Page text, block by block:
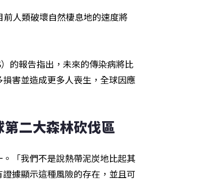
前人類破壞自然棲息地的速度將
的報告指出，未來的傳染病將比
害並造成更多人喪生，全球因應
二大森林砍伐區
「我們不是說熱帶泥炭地比起其
據顯示這種風險的存在，並且可